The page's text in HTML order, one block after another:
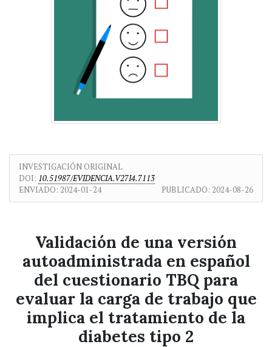
INVESTIGACIÓN ORIGINAL
DOI: 10.51987/EVIDENCIA.V27I4.7113
ENVIADO: 2024-01-24 PUBLICADO: 2024-08-26
Validación de una versión
autoadministrada en español
del cuestionario TBQ para
evaluar la carga de trabajo que
implica el tratamiento de la
diabetes tipo 2